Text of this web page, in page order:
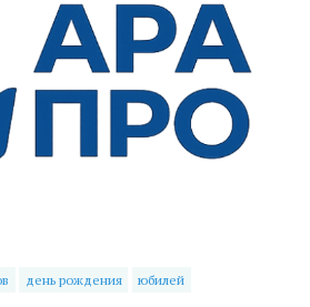
день рождения юбилей